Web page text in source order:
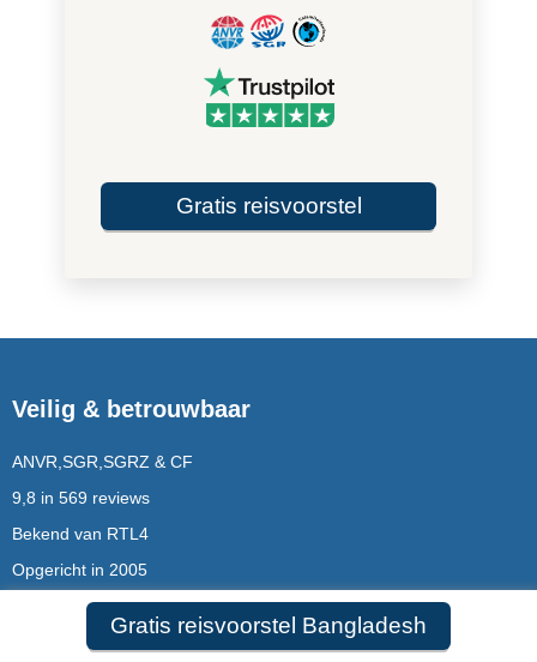
Gratis reisvoorstel Bangladesh
Gratis reisvoorstel
Veilig & betrouwbaar
ANVR,SGR,SGRZ & CF
9,8 in 569 reviews
Bekend van RTL4
Opgericht in 2005
Rondreizen